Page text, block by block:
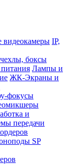
IP,
боксы
Лампы и
ЖК-Экраны и
фокусы
и
передачи
SP